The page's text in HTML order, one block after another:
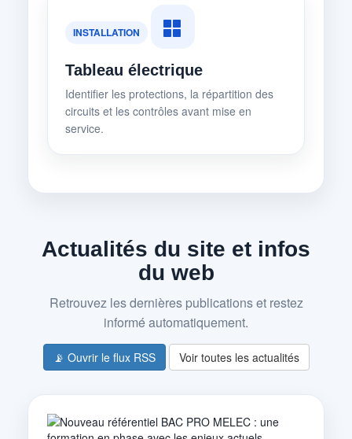
INSTALLATION
Tableau électrique
Identifier les protections, la répartition des
circuits et les contrôles avant mise en
service.
Actualités du site et infos
du web
Retrouvez les dernières publications et restez
informé automatiquement.
📡 Ouvrir le flux RSS Voir toutes les actualités